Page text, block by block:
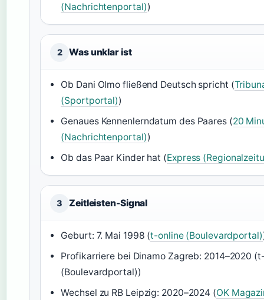
(Nachrichtenportal))
2 Was unklar ist
Ob Dani Olmo fließend Deutsch spricht (
(Sportportal))
Genaues Kennenlerndatum des Paares (20
(Nachrichtenportal))
Ob das Paar Kinder hat (Express
3 Zeitleisten-Signal
Geburt: 7. Mai 1998 (t-online (Boulevardportal)
Profikarriere bei Dinamo Zagreb: 2014–2020
(Boulevardportal))
Wechsel zu RB Leipzig: 2020–2024 (OK